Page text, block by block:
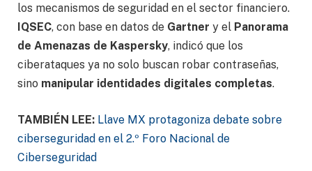
los mecanismos de seguridad en el sector financiero.
IQSEC, con base en datos de Gartner y el Panorama
de Amenazas de Kaspersky, indicó que los
ciberataques ya no solo buscan robar contraseñas,
sino manipular identidades digitales completas.
TAMBIÉN LEE: Llave MX protagoniza debate sobre
ciberseguridad en el 2.º Foro Nacional de
Ciberseguridad